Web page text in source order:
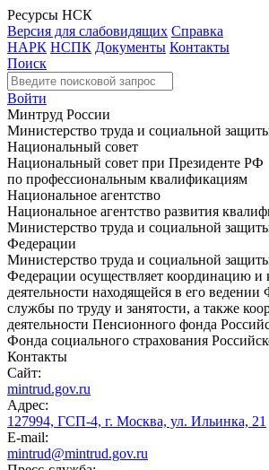
Ресурсы НСК
Версия для слабовидящих Справка
НАРК НСПК Документы Контакты
Поиск
Войти
Минтруд России
Министерство труда и социальной
Национальный совет
Национальный совет при Президенте РФ
по профессиональным квалификациям
Национальное агентство
Национальное агентство развития
Министерство труда и социальной
Федерации
Министерство труда и социальной
Федерации осуществляет координацию и
деятельности находящейся в его ведении
службы по труду и занятости, а также
деятельности Пенсионного фонда
Фонда социального страхования
Контакты
Сайт:
mintrud.gov.ru
Адрес:
127994, ГСП-4, г. Москва, ул. Ильинка, 21
E-mail:
mintrud@mintrud.gov.ru